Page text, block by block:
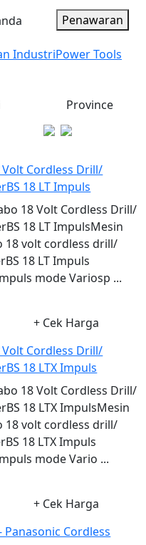
Penawaran
IndustriPower Tools
Province
Cordless Drill/
18 LT Impuls
18 Volt Cordless Drill/
18 LT ImpulsMesin
18 volt cordless drill/
18 LT Impuls
mode Variosp ...
+ Cek Harga
Cordless Drill/
18 LTX Impuls
18 Volt Cordless Drill/
18 LTX ImpulsMesin
18 volt cordless drill/
18 LTX Impuls
mode Vario ...
+ Cek Harga
Panasonic Cordless